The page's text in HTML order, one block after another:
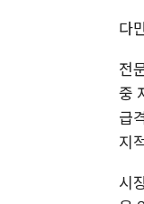
다
전
중
급
지
시